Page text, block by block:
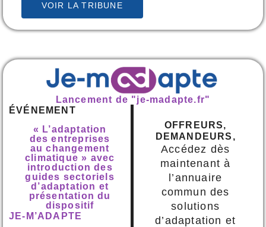
VOIR LA TRIBUNE
Lancement de "je-madapte.fr"
ÉVÉNEMENT
« L’adaptation
des entreprises
au changement
climatique » avec
introduction des
guides sectoriels
d’adaptation et
présentation du
dispositif
JE-M’ADAPTE
OFFREURS,
DEMANDEURS,
Accédez dès
maintenant à
l’annuaire
commun des
solutions
d’adaptation et